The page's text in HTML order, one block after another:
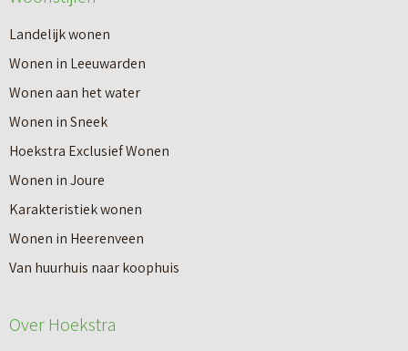
N
i
e
u
w
e
s
t
a
d
6
Landelijk wonen
Wonen in Leeuwarden
Wonen aan het water
Wonen in Sneek
Hoekstra Exclusief Wonen
Wonen in Joure
Karakteristiek wonen
Wonen in Heerenveen
Van huurhuis naar koophuis
Over Hoekstra